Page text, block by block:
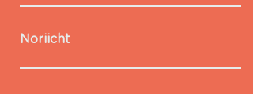
Noriicht